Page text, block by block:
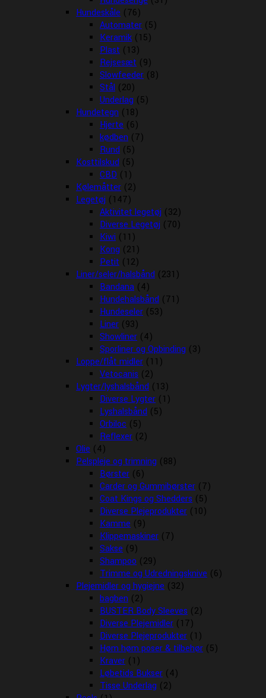
Hundeskåle (76)
Automater (5)
Keramik (15)
Plast (13)
Rejsesæt (9)
Slowfeeder (8)
Stål (20)
Underlag (5)
Hundetegn (18)
Hjerte (6)
kødben (7)
Rund (5)
Kosttilskud (5)
CBD (1)
Kølemåtter (2)
Legetøj (147)
Aktivitet legetøj (32)
Diverse Legetøj (70)
Kiwi (11)
Kong (21)
Petit (12)
Liner/seler/halsbånd (231)
Bandana (4)
Hundehalsbånd (71)
Hundeseler (53)
Liner (93)
Showliner (4)
Sporliner og Opbinding (3)
Loppe/flåt midler (11)
Vetocanis (2)
Lygter/lyshalsbånd (13)
Diverse Lygter (1)
Lyshalsbånd (5)
Orbiloc (5)
Reflexer (2)
Olie (4)
Pelspleje og trimning (88)
Børster (6)
Carder og Gummibørster (7)
Coat Kings og Shedders (5)
Diverse Plejeprodukter (10)
Kamme (9)
Klippemaskiner (7)
Sakse (9)
Shampoo (29)
Trimme og Udredningsknive (6)
Plejemidler og hygiejne (32)
bagben (2)
BUSTER Body Sleeves (2)
Diverse Plejemidler (17)
Diverse Plejeprodukter (1)
Høm høm poser & tilbehør (5)
Kraver (1)
Løbetids Bukser (4)
Tisse Underlag (2)